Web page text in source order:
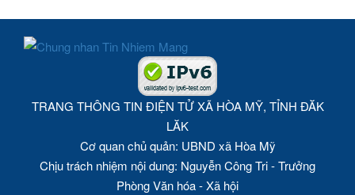
TRANG THÔNG TIN ĐIỆN TỬ XÃ HÒA MỸ, TỈNH ĐĂK
LĂK
Cơ quan chủ quản: UBND xã Hòa Mỹ
Chịu trách nhiệm nội dung: Nguyễn Công Tri - Trưởng
Phòng Văn hóa - Xã hội